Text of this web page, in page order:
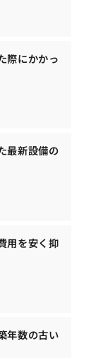
際にかかっ
最新設備の
用を安く抑
年数の古い